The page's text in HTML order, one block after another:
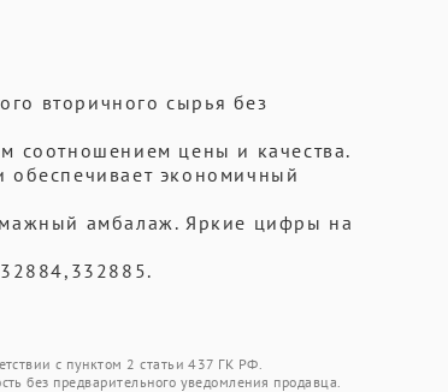
вторичного сырья без
соотношением цены и качества.
экономичный
амбалаж. Яркие цифры на
с пунктом 2 статьи 437 ГК РФ.
без предварительного уведомления продавца.